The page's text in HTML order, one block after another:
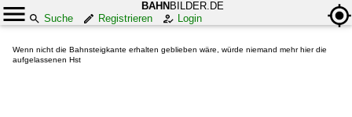
BAHN BILDER.DE
Suche
Registrieren Login
Wenn nicht die Bahnsteigkante erhalten geblieben wäre, würde niemand mehr hier die
aufgelassenen Hst